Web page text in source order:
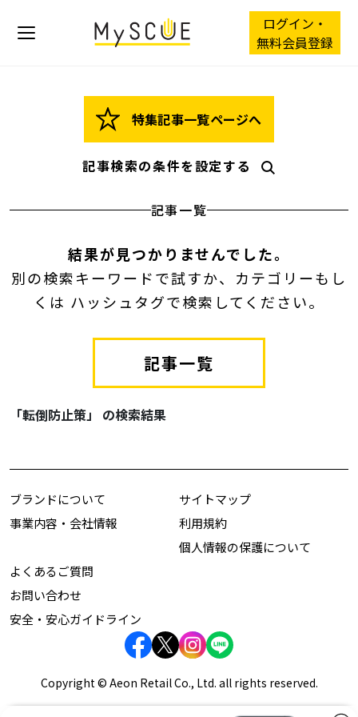
ログイン・
無料会員登録
特集記事一覧ページへ
記事検索の条件を設定する
記事一覧
結果が見つかりませんでした。
別の検索キーワードで試すか、カテゴリーもし
くは ハッシュタグで検索してください。
記事一覧
「転倒防止策」 の検索結果
ブランドについて
事業内容・会社情報
サイトマップ
利用規約
個人情報の保護について
よくあるご質問
お問い合わせ
安全・安心ガイドライン
Copyright © Aeon Retail Co., Ltd. all rights reserved.